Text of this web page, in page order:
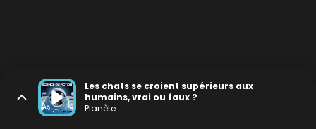
Les chats se croient supérieurs aux
humains, vrai ou faux ?
Planète